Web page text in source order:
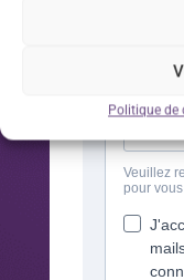
Politique de